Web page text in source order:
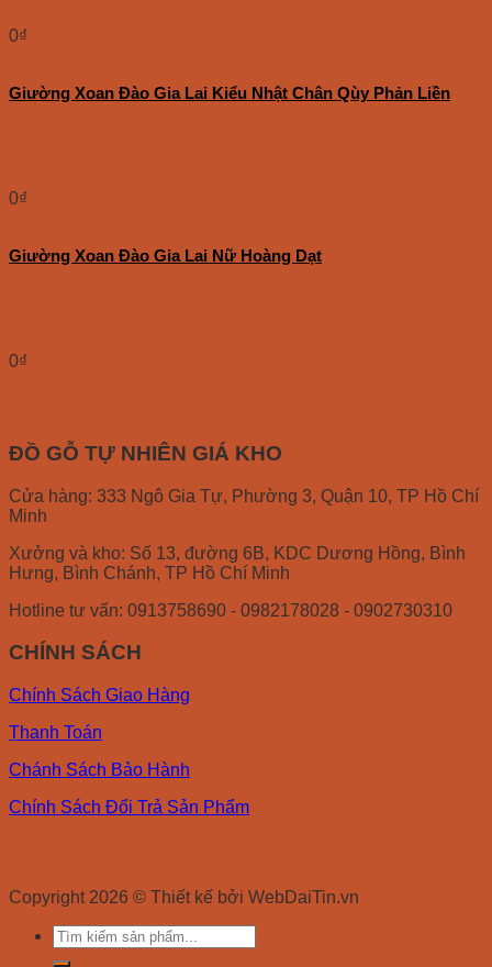
0₫
Giường Xoan Đào Gia Lai Kiểu Nhật Chân Qùy Phản Liền
0₫
Giường Xoan Đào Gia Lai Nữ Hoàng Dạt
0₫
ĐỒ GỖ TỰ NHIÊN GIÁ KHO
Cửa hàng: 333 Ngô Gia Tự, Phường 3, Quận 10, TP Hồ Chí
Minh
Xưởng và kho: Số 13, đường 6B, KDC Dương Hồng, Bình
Hưng, Bình Chánh, TP Hồ Chí Minh
Hotline tư vấn: 0913758690 - 0982178028 - 0902730310
CHÍNH SÁCH
Chính Sách Giao Hàng
Thanh Toán
Chánh Sách Bảo Hành
Chính Sách Đổi Trả Sản Phẩm
Copyright 2026 © Thiết kế bởi WebDaiTin.vn
Search
for: